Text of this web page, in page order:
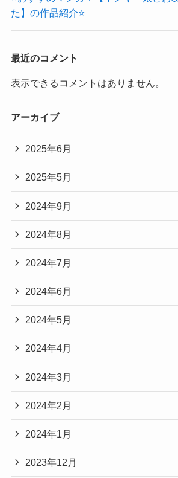
た】の作品紹介⭐
最近のコメント
表示できるコメントはありません。
アーカイブ
2025年6月
2025年5月
2024年9月
2024年8月
2024年7月
2024年6月
2024年5月
2024年4月
2024年3月
2024年2月
2024年1月
2023年12月